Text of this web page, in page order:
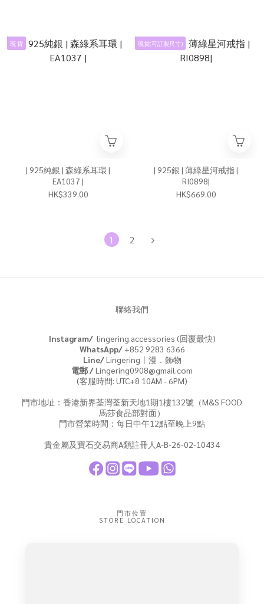
現 貨
| 925純銀 | 森綠系耳環 |
EA1037 |
HK$339.00
現貨(可訂製尺寸)
| 925銀 | 薄綠星河戒指 |
RI0898|
HK$669.00
1 2
聯絡我們
Instagram/ lingering.accessories (回覆最快)
WhatsApp/+852 9283 6366
Line/Lingering丨漫．飾物
電郵 /Lingering0908@gmail.com
(客服時間: UTC+8 10AM - 6PM)
門市地址：香港新界荃灣荃新天地1期1樓132號（M&S FOOD
馬莎食品部對面）
門市營業時間：每日中午12點至晚上9點
貴金屬及寶石交易商A類註冊人A-B-26-02-10434
門市位置
STORE LOCATION